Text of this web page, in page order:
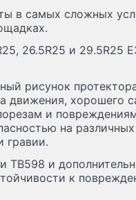
в самых сложных
26.5R25 и 29.5R25
рисунок
движения, хорошего
и
на
гравии.
TB598 и
к